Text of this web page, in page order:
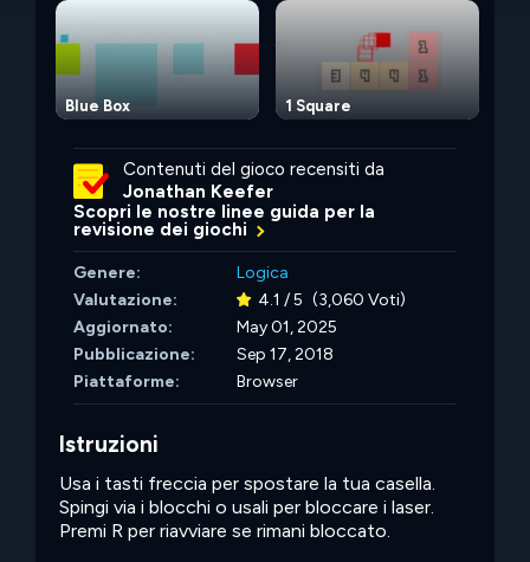
Blue Box 1 Square
Contenuti del gioco recensiti da
Jonathan Keefer
Scopri le nostre linee guida per la
revisione dei giochi
Genere:
Logica
Valutazione:
4.1 / 5 (3,060 Voti)
Aggiornato:
May 01, 2025
Pubblicazione:
Sep 17, 2018
Piattaforme:
Browser
Istruzioni
Usa i tasti freccia per spostare la tua casella.
Spingi via i blocchi o usali per bloccare i laser.
Premi R per riavviare se rimani bloccato.